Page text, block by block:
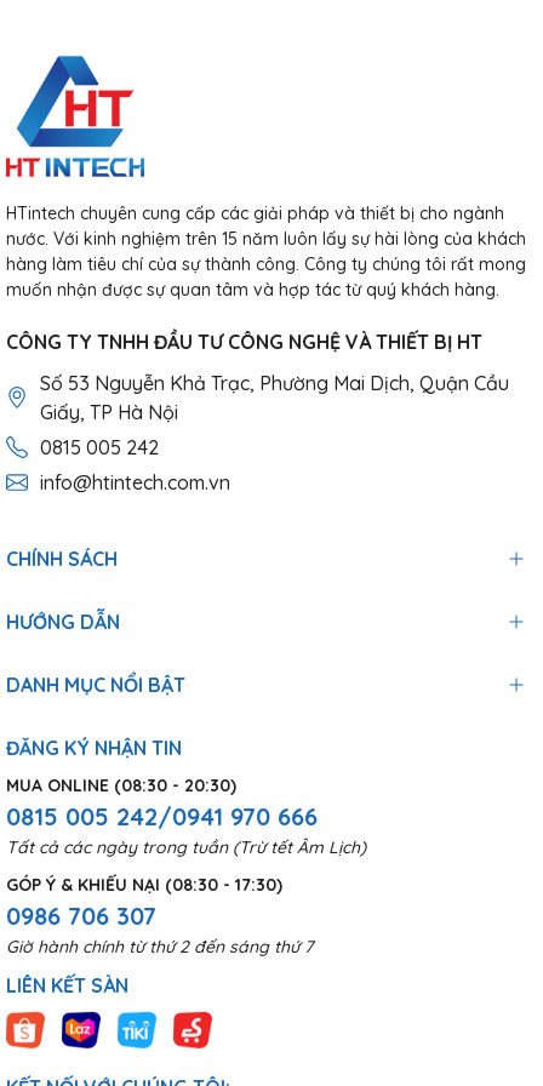
HTintech chuyên cung cấp các giải pháp và thiết bị cho ngành
nước. Với kinh nghiệm trên 15 năm luôn lấy sự hài lòng của khách
hàng làm tiêu chí của sự thành công. Công ty chúng tôi rất mong
muốn nhận được sự quan tâm và hợp tác từ quý khách hàng.
CÔNG TY TNHH ĐẦU TƯ CÔNG NGHỆ VÀ THIẾT BỊ HT
Số 53 Nguyễn Khả Trạc, Phường Mai Dịch, Quận Cầu
Giấy, TP Hà Nội
0815 005 242
info@htintech.com.vn
CHÍNH SÁCH
HƯỚNG DẪN
DANH MỤC NỔI BẬT
ĐĂNG KÝ NHẬN TIN
MUA ONLINE (08:30 - 20:30)
0815 005 242/0941 970 666
Tất cả các ngày trong tuần (Trừ tết Âm Lịch)
GÓP Ý & KHIẾU NẠI (08:30 - 17:30)
0986 706 307
Giờ hành chính từ thứ 2 đến sáng thứ 7
LIÊN KẾT SÀN